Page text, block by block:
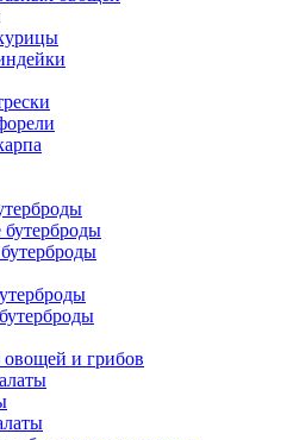
овощей и грибов